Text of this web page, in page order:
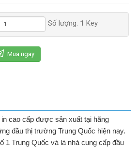
Số lượng: 1 Key
Mua ngay
cao cấp được sản xuất tại hãng
đầu thị trường Trung Quốc hiện nay.
1 Trung Quốc và là nhà cung cấp đầu